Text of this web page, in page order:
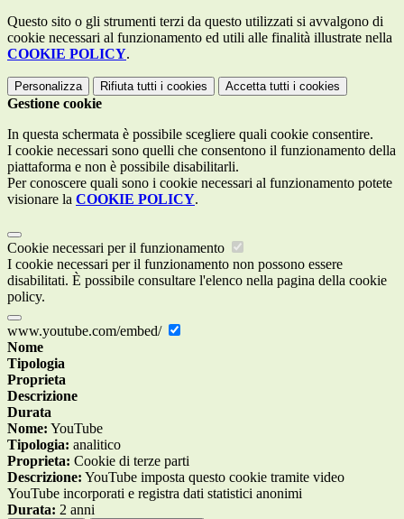
Questo sito o gli strumenti terzi da questo utilizzati si avvalgono di
cookie necessari al funzionamento ed utili alle finalità illustrate nella
COOKIE POLICY.
Personalizza Rifiuta tutti i cookies Accetta tutti i cookies
Gestione cookie
In questa schermata è possibile scegliere quali cookie consentire.
I cookie necessari sono quelli che consentono il funzionamento della
piattaforma e non è possibile disabilitarli.
Per conoscere quali sono i cookie necessari al funzionamento potete
visionare la COOKIE POLICY.
Cookie necessari per il funzionamento
I cookie necessari per il funzionamento non possono essere
disabilitati. È possibile consultare l'elenco nella pagina della cookie
policy.
www.youtube.com/embed/
Nome
Tipologia
Proprieta
Descrizione
Durata
Nome: YouTube
Tipologia: analitico
Proprieta: Cookie di terze parti
Descrizione: YouTube imposta questo cookie tramite video
YouTube incorporati e registra dati statistici anonimi
Durata: 2 anni